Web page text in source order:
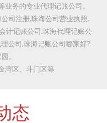
务的专业代理记账公司。
司注册,珠海公司营业执照,
计记账公司,珠海代理记账公
公司,珠海记账公司哪家好?
。
湾区、斗门区等
态